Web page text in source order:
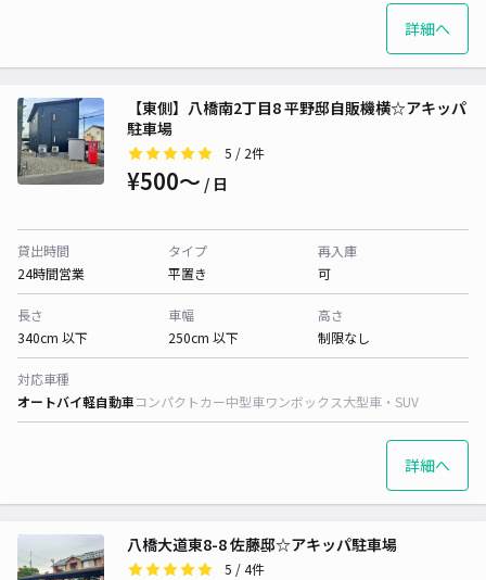
詳細へ
【東側】八橋南2丁目8 平野邸自販機横☆アキッパ
駐車場
5 / 2件
¥500〜 / 日
貸出時間
24時間営業
タイプ
平置き
再入庫
可
長さ
340cm 以下
車幅
250cm 以下
高さ
制限なし
対応車種
オートバイ軽自動車コンパクトカー中型車ワンボックス大型車・SUV
詳細へ
八橋大道東8-8 佐藤邸☆アキッパ駐車場
5 / 4件